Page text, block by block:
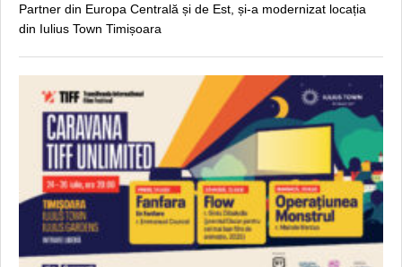
Partner din Europa Centrală și de Est, și-a modernizat locația
din Iulius Town Timișoara